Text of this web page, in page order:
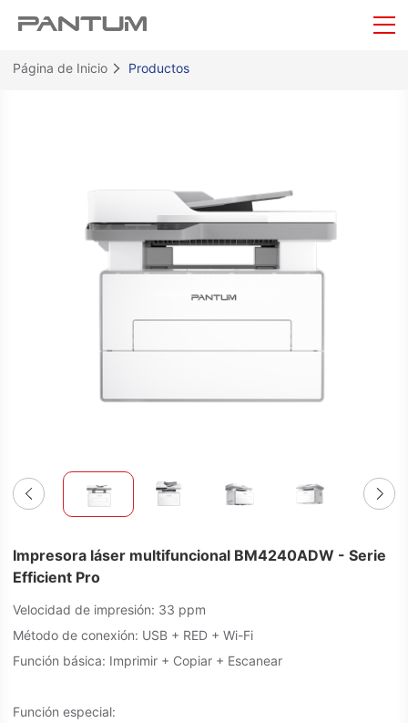
Página de Inicio Productos
Impresora láser multifuncional BM4240ADW - Serie
Efficient Pro
Velocidad de impresión: 33 ppm
Método de conexión: USB + RED + Wi-Fi
Función básica: Imprimir + Copiar + Escanear
Función especial: